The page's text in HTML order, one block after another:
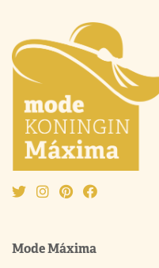
Mode Máxima